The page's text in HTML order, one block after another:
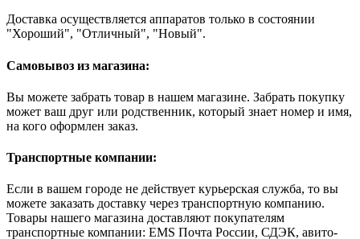
Доставка осуществляется аппаратов только в состоянии
"Хороший", "Отличный", "Новый".
Самовывоз из магазина:
Вы можете забрать товар в нашем магазине. Забрать покупку
может ваш друг или родственник, который знает номер и имя,
на кого оформлен заказ.
Транспортные компании:
Если в вашем городе не действует курьерская служба, то вы
можете заказать доставку через транспортную компанию.
Товары нашего магазина доставляют покупателям
транспортные компании: EMS Почта России, СДЭК, авито-